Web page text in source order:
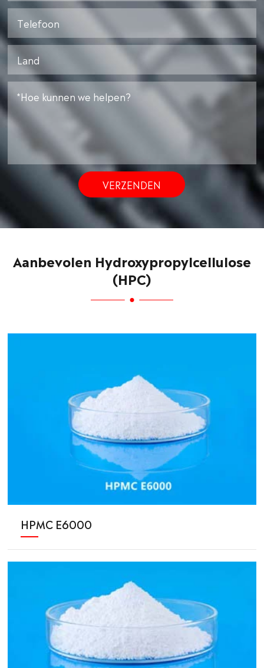
VERZENDEN
Aanbevolen Hydroxypropylcellulose
(HPC)
HPMC E6000